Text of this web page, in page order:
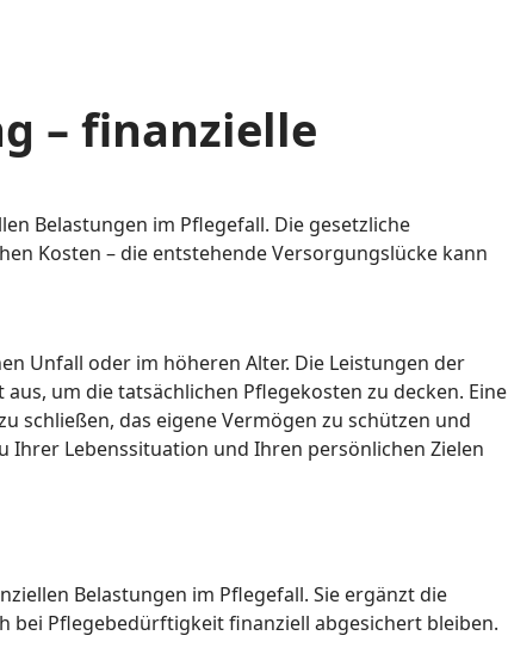
– finanzielle
Belastungen im Pflegefall. Die gesetzliche
Kosten – die entstehende Versorgungslücke kann
Unfall oder im höheren Alter. Die Leistungen der
um die tatsächlichen Pflegekosten zu decken. Eine
schließen, das eigene Vermögen zu schützen und
Ihrer Lebenssituation und Ihren persönlichen Zielen
Belastungen im Pflegefall. Sie ergänzt die
bei Pflegebedürftigkeit finanziell abgesichert bleiben.